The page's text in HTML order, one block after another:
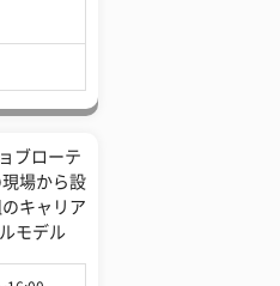
ブローテ
場から設
キャリア
モデル